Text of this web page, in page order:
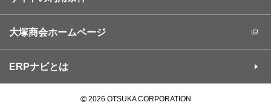
大塚商会ホームページ
ERPナビとは
©2026 OTSUKA CORPORATION